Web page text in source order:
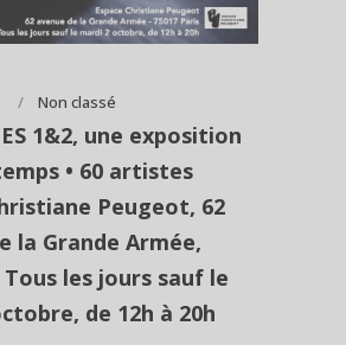
Non classé
1&2, une exposition
• 60 artistes
Peugeot, 62
la Grande Armée,
Tous les jours sauf le
de 12h à 20h